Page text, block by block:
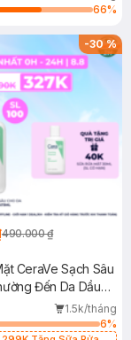
66%
-30%
490.000 ₫
CeraVe Sạch Sâu
Đến Da Dầu
1.5k/tháng
6%